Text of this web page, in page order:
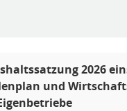
2026
und